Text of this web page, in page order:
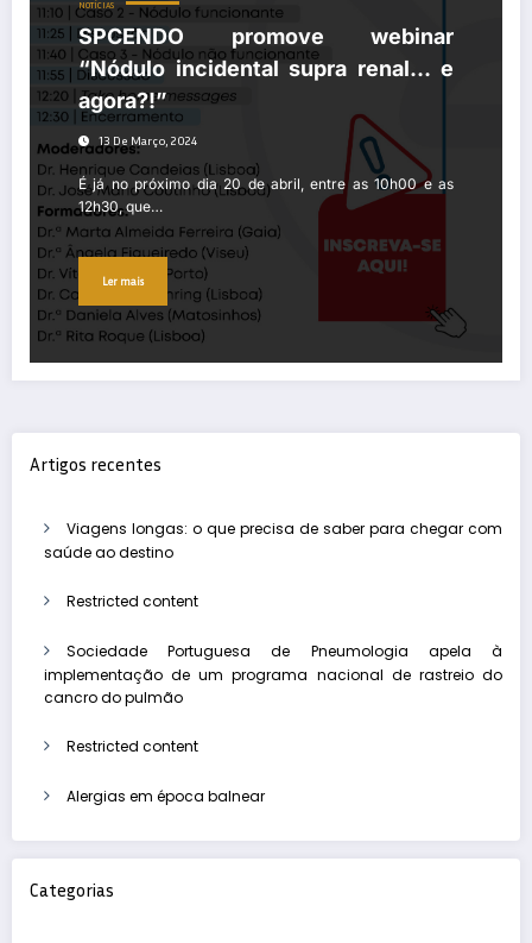
NOTÍCIAS
SPCENDO promove webinar
“Nódulo incidental supra renal… e
agora?!”
13 De Março, 2024
É já no próximo dia 20 de abril, entre as 10h00 e as
12h30, que…
Ler mais
Artigos recentes
Viagens longas: o que precisa de saber para chegar com
saúde ao destino
Restricted content
Sociedade Portuguesa de Pneumologia apela à
implementação de um programa nacional de rastreio do
cancro do pulmão
Restricted content
Alergias em época balnear
Categorias